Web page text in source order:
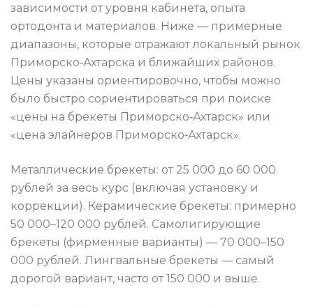
зависимости от уровня кабинета, опыта
ортодонта и материалов. Ниже — примерные
диапазоны, которые отражают локальный рынок
Приморско‑Ахтарска и ближайших районов.
Цены указаны ориентировочно, чтобы можно
было быстро сориентироваться при поиске
«цены на брекеты Приморско‑Ахтарск» или
«цена элайнеров Приморско‑Ахтарск».
Металлические брекеты: от 25 000 до 60 000
рублей за весь курс (включая установку и
коррекции). Керамические брекеты: примерно
50 000–120 000 рублей. Самолигирующие
брекеты (фирменные варианты) — 70 000–150
000 рублей. Лингвальные брекеты — самый
дорогой вариант, часто от 150 000 и выше.